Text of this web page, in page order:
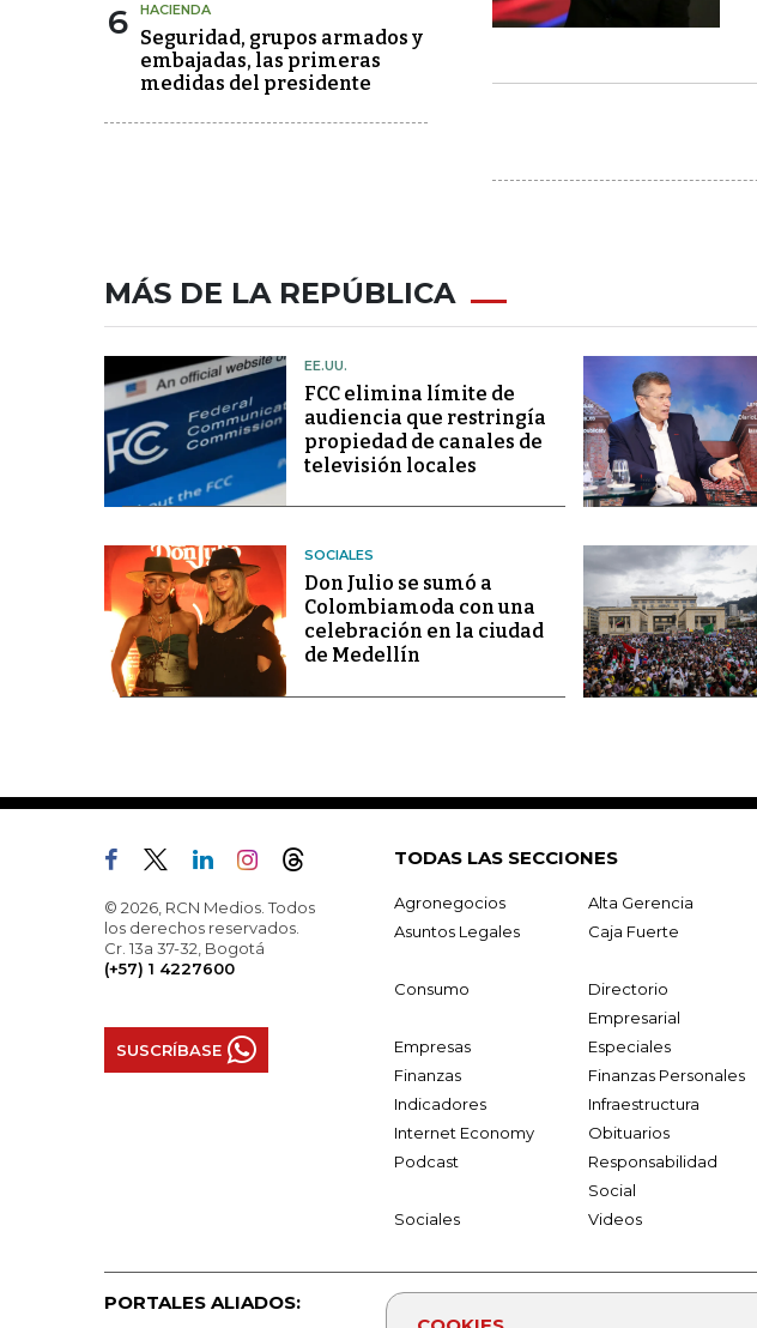
6 HACIENDA
Seguridad, grupos armados y
embajadas, las primeras
medidas del presidente
MÁS DE LA REPÚBLICA
EE.UU.
FCC elimina límite de
audiencia que restringía
propiedad de canales de
televisión locales
SOCIALES
Don Julio se sumó a
Colombiamoda con una
celebración en la ciudad
de Medellín
© 2026, RCN Medios. Todos
los derechos reservados.
Cr. 13a 37-32, Bogotá
(+57) 1 4227600
SUSCRÍBASE
TODAS LAS SECCIONES
Agronegocios Alta Gerencia
Asuntos Legales
Caja Fuerte
Consumo
Directorio
Empresarial
Empresas Especiales
Finanzas
Finanzas Personales
Indicadores
Infraestructura
Internet Economy
Obituarios
Podcast
Responsabilidad
Social
Sociales Videos
PORTALES ALIADOS: